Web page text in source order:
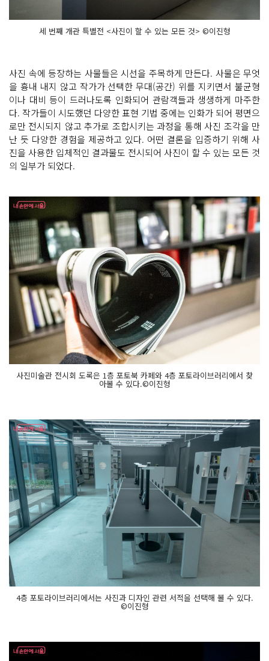
세 번째 개관 특별전 <사진이 할 수 있는 모든 것> ©이진형
사진 속에 등장하는 사물들은 시선을 주목하게 만든다. 사물은 무엇
을 흉내 내지 않고 작가가 선택한 무대(공간) 위를 지키면서 불균형
이나 대비 등이 드러나도록 인화되어 관람객들과 생생하게 마주한
다. 작가들이 시도했던 다양한 표현 기법 중에는 인화가 되어 평면으
로만 전시되지 않고 추가로 조합시키는 과정을 통해 사진 조각을 만
난 듯 다양한 경험을 제공하고 있다. 어떤 결론을 입증하기 위해 사
진을 사용한 입체적인 결과물도 전시되어 사진이 할 수 있는 모든 것
의 일부가 되었다.
사진미술관 전시회 도록은 1층 포토북 카페와 4층 포토라이브러리에서 찾
아볼 수 있다.©이진형
4층 포토라이브러리에서는 사진과 디자인 관련 서적을 선택해 볼 수 있다.
©이진형